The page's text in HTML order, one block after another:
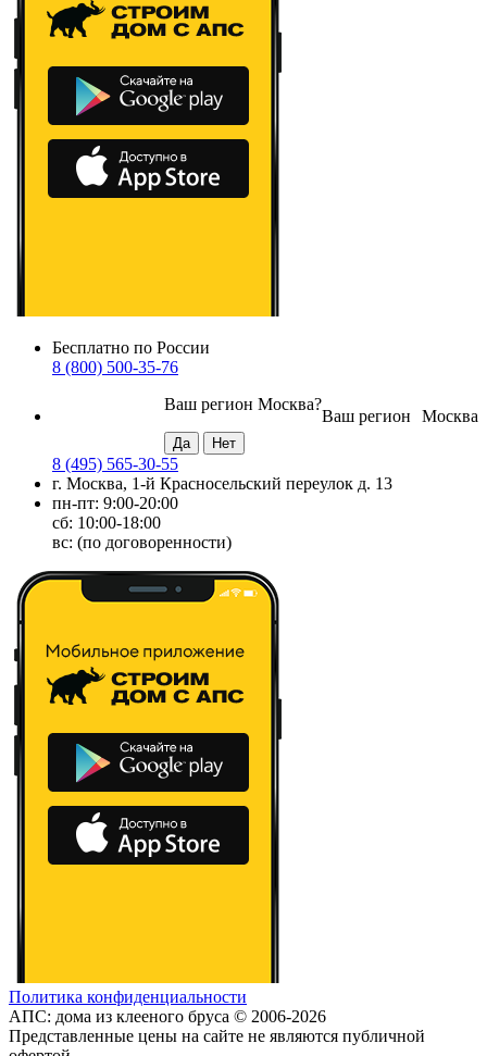
Бесплатно по России
8 (800) 500-35-76
Москва
Ваш регион
Ваш регион Москва?
8 (495) 565-30-55
г. Москва, 1-й Красносельский переулок д. 13
пн-пт: 9:00-20:00
сб: 10:00-18:00
вс: (по договоренности)
Политика конфиденциальности
АПС: дома из клееного бруса © 2006-2026
Представленные цены на сайте не являются публичной